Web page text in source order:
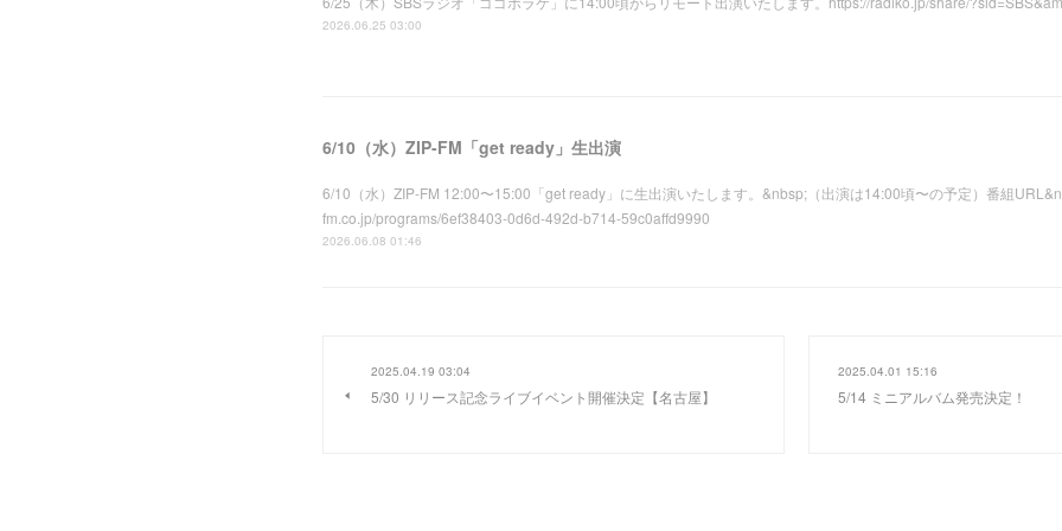
2026.06.25 03:00
6/10（水）ZIP-FM「get ready」生出演
6/10（水）ZIP-FM 12:00〜15:00「get ready」に生出演いたします。&nbsp;（出演は14:00頃〜の予定）番組
fm.co.jp/programs/6ef38403-0d6d-492d-b714-59c0affd9990
2026.06.08 01:46
2025.04.19 03:04
5/30 リリース記念ライブイベント開催決定【名古屋】
2025.04.01 15:16
5/14 ミニアルバム発売決定！